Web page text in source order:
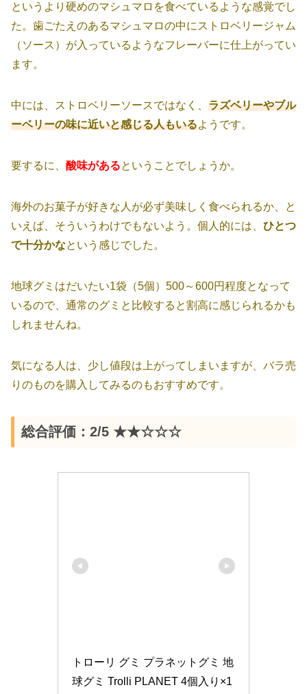
というより硬めのマシュマロを食べているような感覚でし
た。歯ごたえのあるマシュマロの中にストロベリージャム
（ソース）が入っているようなフレーバーに仕上がってい
ます。
中には、ストロベリーソースではなく、 ラズベリーやブル
ーベリーの味に近いと感じる人もいるようです。
要するに、 酸味があるということでしょうか。
海外のお菓子が好きな人が必ず美味しく食べられるか、と
いえば、そういうわけでもないよう。個人的には、 ひとつ
で十分かなという感じでした。
地球グミはだいたい1袋（5個）500～600円程度となって
いるので、通常のグミと比較すると割高に感じられるかも
しれませんね。
気になる人は、少し値段は上がってしまいますが、バラ売
りのものを購入してみるのもおすすめです。
総合評価：2/5 ★★☆☆☆
トローリ グミ プラネットグミ 地
球グミ Trolli PLANET 4個入り×1